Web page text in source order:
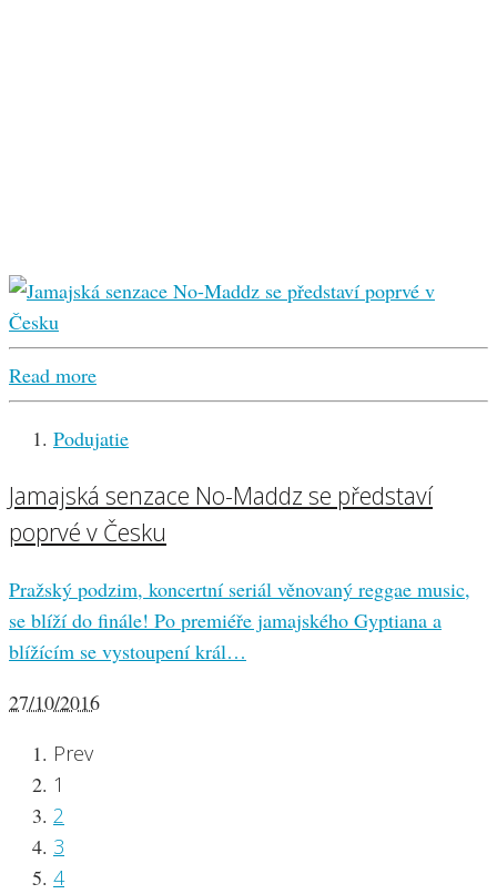
Read more
Podujatie
Jamajská senzace No-Maddz se představí
poprvé v Česku
Pražský podzim, koncertní seriál věnovaný reggae music,
se blíží do finále! Po premiéře jamajského Gyptiana a
blížícím se vystoupení král…
27/10/2016
Prev
1
2
3
4